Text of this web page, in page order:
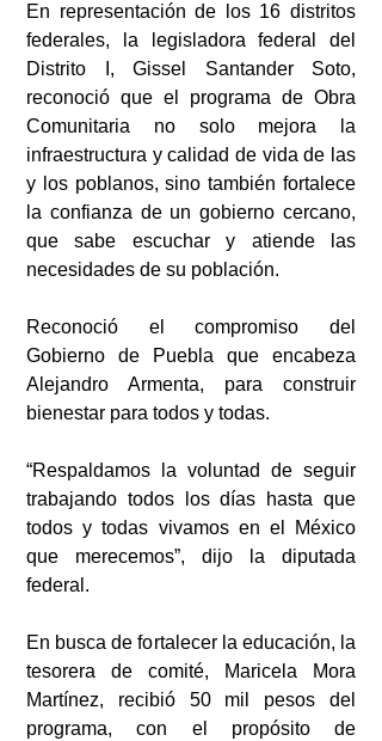
En representación de los 16 distritos
federales, la legisladora federal del
Distrito I, Gissel Santander Soto,
reconoció que el programa de Obra
Comunitaria no solo mejora la
infraestructura y calidad de vida de las
y los poblanos, sino también fortalece
la confianza de un gobierno cercano,
que sabe escuchar y atiende las
necesidades de su población.
Reconoció el compromiso del
Gobierno de Puebla que encabeza
Alejandro Armenta, para construir
bienestar para todos y todas.
“Respaldamos la voluntad de seguir
trabajando todos los días hasta que
todos y todas vivamos en el México
que merecemos”, dijo la diputada
federal.
En busca de fortalecer la educación, la
tesorera de comité, Maricela Mora
Martínez, recibió 50 mil pesos del
programa, con el propósito de